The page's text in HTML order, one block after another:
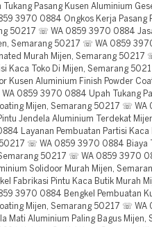
Pasang Kusen Aluminium
3970 0884 Ongkos Kerja Pasang
50217 ☏ WA 0859 3970 0884
Semarang 50217 ☏ WA 0859
Murah Mijen, Semarang 50217
Kaca Toko Di Mijen, Semarang
Kusen Aluminium Finish Powder
0859 3970 0884 Upah Tukang
Mijen, Semarang 50217 ☏
Jendela Aluminium Terdekat
Layanan Pembuatan Partisi Kaca
50217 ☏ WA 0859 3970 0884 Biaya
50217 ☏ WA 0859 3970
Solidoor Murah Mijen,
Fabrikasi Pintu Kaca Butik Murah
3970 0884 Bengkel Pembuatan
Mijen, Semarang 50217 ☏
Mati Aluminium Paling Bagus Mijen,